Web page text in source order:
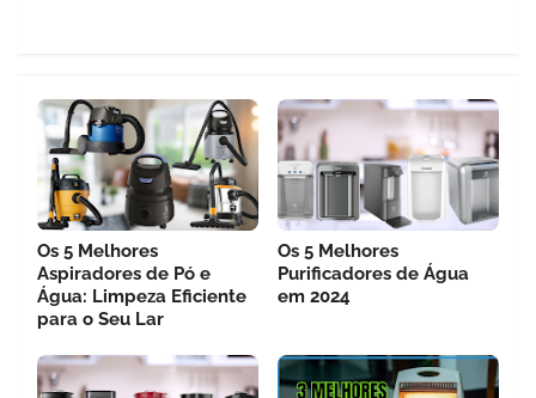
Os 5 Melhores
Aspiradores de Pó e
Água: Limpeza Eficiente
para o Seu Lar
Os 5 Melhores
Purificadores de Água
em 2024